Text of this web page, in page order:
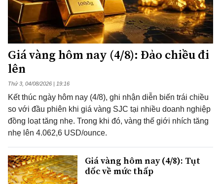
Giá vàng hôm nay (4/8): Đảo chiều đi
lên
Thứ 3, 04/08/2026 | 19:16
Kết thúc ngày hôm nay (4/8), ghi nhận diễn biến trái chiều
so với đầu phiên khi giá vàng SJC tại nhiều doanh nghiệp
đồng loạt tăng nhẹ. Trong khi đó, vàng thế giới nhích tăng
nhẹ lên 4.062,6 USD/ounce.
Giá vàng hôm nay (4/8): Tụt
dốc về mức thấp